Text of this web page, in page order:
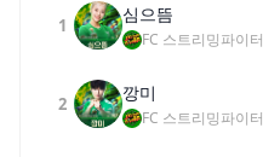
1 심으뜸
FC 스트리밍파이터
2 깡미
FC 스트리밍파이터